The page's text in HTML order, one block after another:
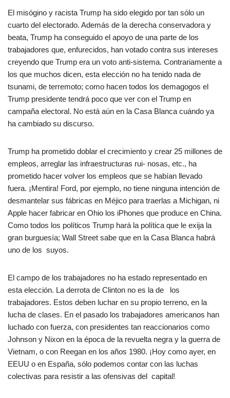
El misógino y racista Trump ha sido elegido por tan sólo un
cuarto del electorado. Además de la derecha conservadora y
beata, Trump ha conseguido el apoyo de una parte de los
trabajadores que, enfurecidos, han votado contra sus intereses
creyendo que Trump era un voto anti-sistema. Contrariamente a
los que muchos dicen, esta elección no ha tenido nada de
tsunami, de terremoto; como hacen todos los demagogos el
Trump presidente tendrá poco que ver con el Trump en
campaña electoral. No está aún en la Casa Blanca cuándo ya
ha cambiado su discurso.
Trump ha prometido doblar el crecimiento y crear 25 millones de
empleos, arreglar las infraestructuras rui- nosas, etc., ha
prometido hacer volver los empleos que se habían llevado
fuera. ¡Mentira! Ford, por ejemplo, no tiene ninguna intención de
desmantelar sus fábricas en Méjico para traerlas a Michigan, ni
Apple hacer fabricar en Ohio los iPhones que produce en China.
Como todos los políticos Trump hará la política que le exija la
gran burguesía; Wall Street sabe que en la Casa Blanca habrá
uno de los suyos.
El campo de los trabajadores no ha estado representado en
esta elección. La derrota de Clinton no es la de los
trabajadores. Estos deben luchar en su propio terreno, en la
lucha de clases. En el pasado los trabajadores americanos han
luchado con fuerza, con presidentes tan reaccionarios como
Johnson y Nixon en la época de la revuelta negra y la guerra de
Vietnam, o con Reegan en los años 1980. ¡Hoy como ayer, en
EEUU o en España, sólo podemos contar con las luchas
colectivas para resistir a las ofensivas del capital!